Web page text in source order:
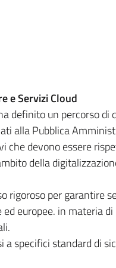
e Servizi Cloud
definito un percorso
alla Pubblica
che devono essere
della
rigoroso per garantire
europee. in materia
specifici standard di